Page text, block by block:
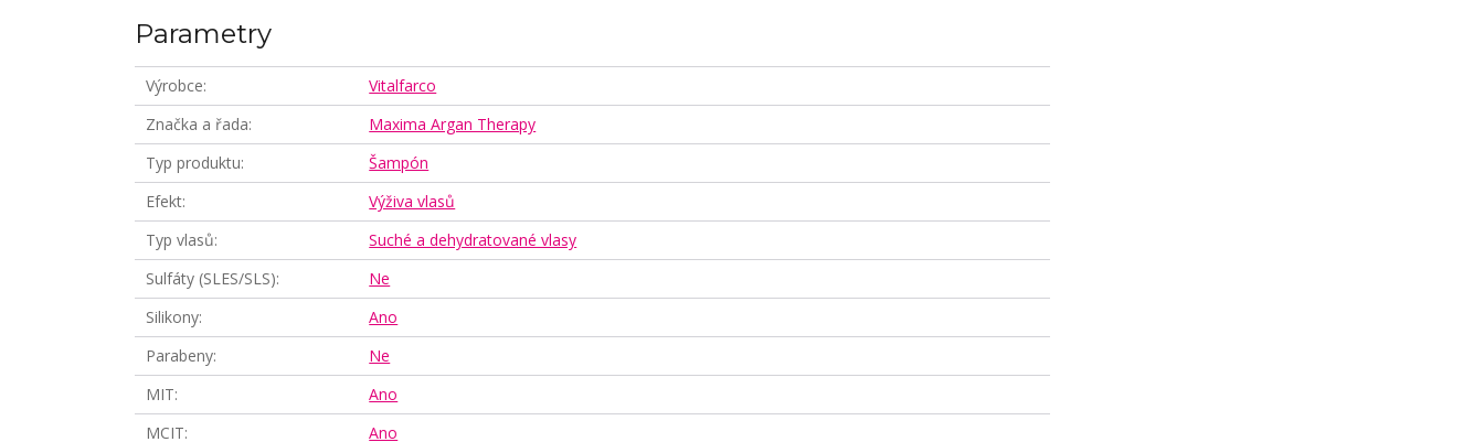
Parametry
Výrobce
Vitalfarco
Značka a řada
Maxima Argan Therapy
Typ produktu
Šampón
Efekt
Výživa vlasů
Typ vlasů
Suché a dehydratované vlasy
Sulfáty (SLES/SLS)
Ne
Silikony
Ano
Parabeny
Ne
MIT
Ano
MCIT
Ano